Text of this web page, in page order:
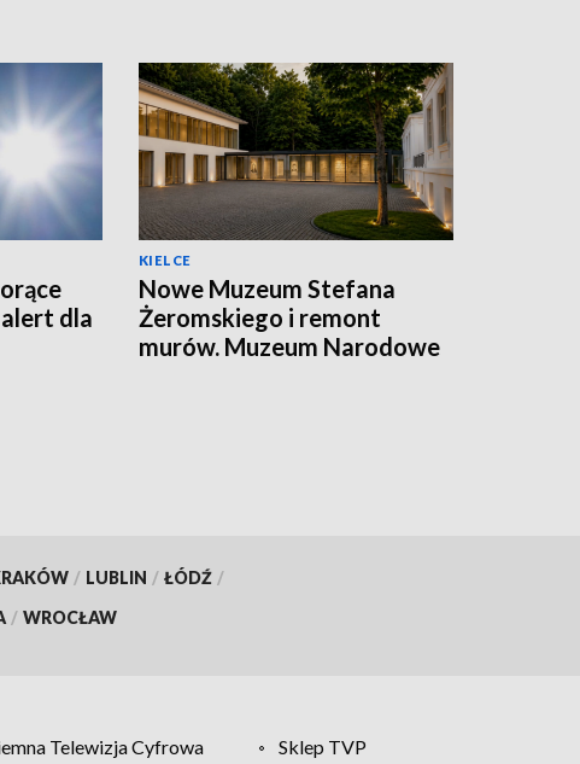
dla
KIELCE
Nowe Muzeum Stefana
Żeromskiego i remont
murów. Muzeum Narodowe
/ LUBLIN / ŁÓDŹ /
/ WROCŁAW
Telewizja Cyfrowa
Sklep TVP